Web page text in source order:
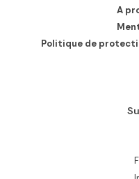
A
Politique de